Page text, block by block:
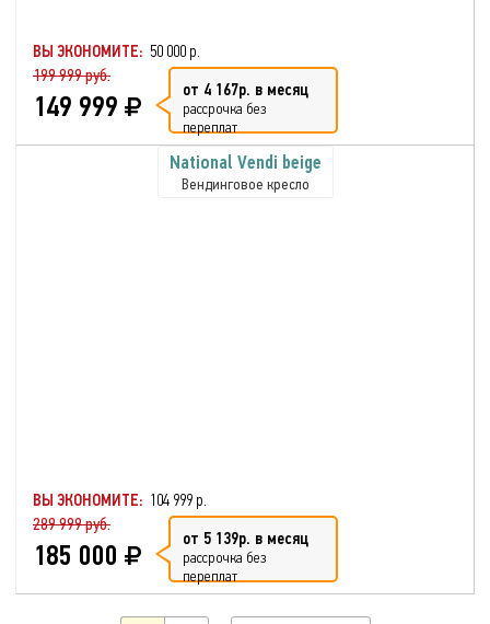
ВЫ ЭКОНОМИТЕ: 50 000 р.
199 999 руб.
149 999 от 4 167р. в месяц
рассрочка без
переплат
National Vendi beige
Вендинговое кресло
ВЫ ЭКОНОМИТЕ: 104 999 р.
289 999 руб.
185 000 от 5 139р. в месяц
рассрочка без
переплат